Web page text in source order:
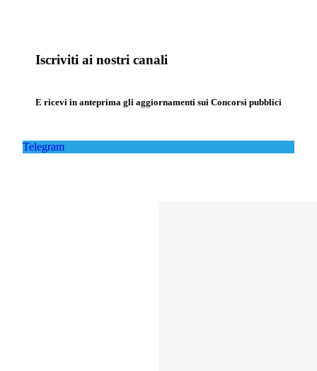
Iscriviti ai nostri canali
E ricevi in anteprima gli aggiornamenti sui Concorsi pubblici
Telegram